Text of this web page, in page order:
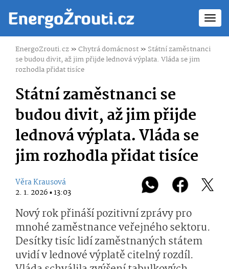
EnergoZrouti.cz»Chytrá domácnost» Státní zaměstnanci
se budou divit, až jim přijde lednová výplata. Vláda se jim
rozhodla přidat tisíce
Státní zaměstnanci se
budou divit, až jim přijde
lednová výplata. Vláda se
jim rozhodla přidat tisíce
Věra Krausová
2. 1. 2026 ▪ 13:03
Nový rok přináší pozitivní zprávy pro
mnohé zaměstnance veřejného sektoru.
Desítky tisíc lidí zaměstnaných státem
uvidí v lednové výplatě citelný rozdíl.